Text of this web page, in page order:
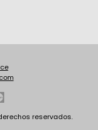
reservados.